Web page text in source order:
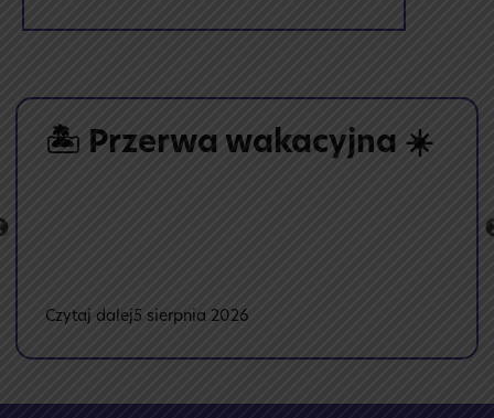
🏝️ Przerwa wakacyjna ☀️
Czytaj dalej:5 sierpnia 2026